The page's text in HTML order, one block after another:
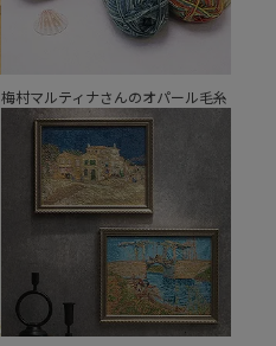
梅村マルティナさんのオパール毛糸